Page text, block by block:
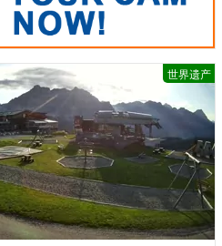
世界遗产